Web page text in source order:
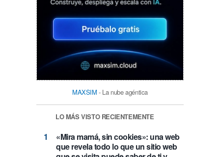
MAXSIM - La nube agéntica
LO MÁS VISTO RECIENTEMENTE
«Mira mamá, sin cookies»: una web
que revela todo lo que un sitio web